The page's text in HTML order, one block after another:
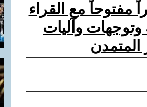
مفتوحاً مع القراء
وتوجهات وآليات
المتمدن